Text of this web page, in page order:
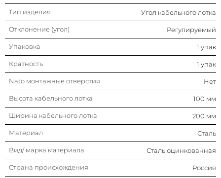
расстояний (усиленный)
Нержавеющая сталь травлёная Нет
Изменение направления Горизонтальн.
Исполнение изгиба Плавный изгиб
С крышкой Нет
Тип изделия Угол кабельного лотка
Отклонение (угол) Регулируемый
Упаковка 1 упак
Кратность 1 упак
Nato монтажные отверстия Нет
Высота кабельного лотка 100 мм
Ширина кабельного лотка 200 мм
Материал Сталь
Вид/ марка материала Сталь оцинкованная
Страна происхождения Россия